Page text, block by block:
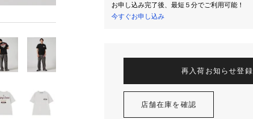
お申し込み完了後、最短５分でご利用可能！
今すぐお申し込み
再入荷お知らせ登録
店舗在庫を確認